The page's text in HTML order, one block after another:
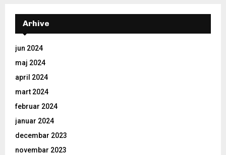
Arhive
jun 2024
maj 2024
april 2024
mart 2024
februar 2024
januar 2024
decembar 2023
novembar 2023